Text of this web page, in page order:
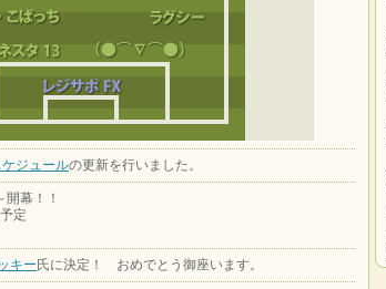
ケジュールの更新を行いました。
幕！！
定
キー 氏に決定！ おめでとう御座います。